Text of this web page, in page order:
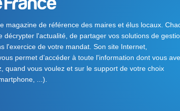
magazine de référence des maires et élus locaux.
décrypter l'actualité, de partager vos solutions de
l'exercice de votre mandat. Son site Internet,
permet d’accéder à toute l'information dont vous
quand vous voulez et sur le support de votre choix
...).